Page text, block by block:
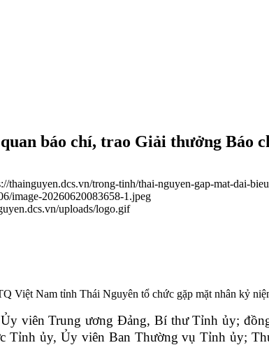
báo chí, trao Giải thưởng Báo
thainguyen.dcs.vn/trong-tinh/thai-nguyen-gap-mat-dai-
image-20260620083658-1.jpeg
uploads/logo.gif
Nam tỉnh Thái Nguyên tổ chức gặp mặt nhân kỷ
viên Trung ương Đảng, Bí thư Tỉnh ủy;
Tỉnh ủy, Ủy viên Ban Thường vụ Tỉnh ủy;